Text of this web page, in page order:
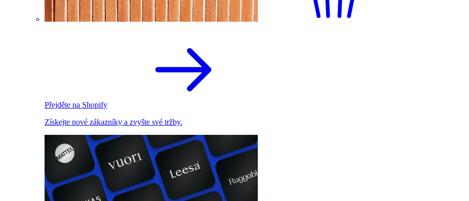
Přejděte na Shopify
Získejte nové zákazníky a zvyšte své tržby.